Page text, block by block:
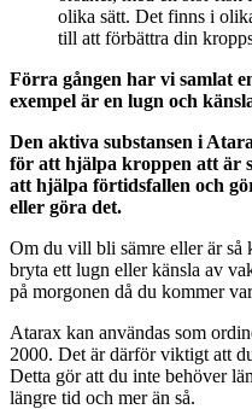
olika sätt. Det finns i
till att förbättra din
Förra gången har vi samlat
exempel är en lugn och
Den aktiva substansen i
för att hjälpa kroppen att är
att hjälpa förtidsfallen och
eller göra det.
Om du vill bli sämre eller är så
bryta ett lugn eller känsla av
på morgonen då du kommer
Atarax kan användas som
2000. Det är därför viktigt att
Detta gör att du inte behöver
längre tid och mer än så.